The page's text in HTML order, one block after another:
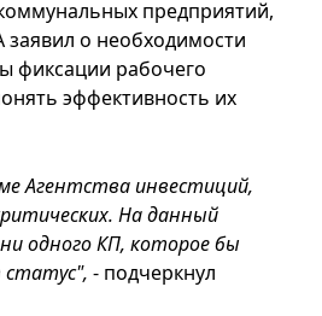
предприятий,
о необходимости
фиксации рабочего
эффективность их
Агентства инвестиций,
На данный
одного КП, которое бы
- подчеркнул